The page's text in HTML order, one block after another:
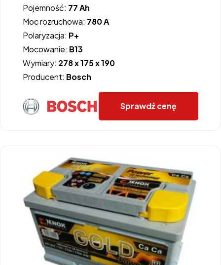
Pojemność: 77 Ah
Moc rozruchowa: 780 A
Polaryzacja: P+
Mocowanie: B13
Wymiary: 278 x 175 x 190
Producent: Bosch
Sprawdź cenę